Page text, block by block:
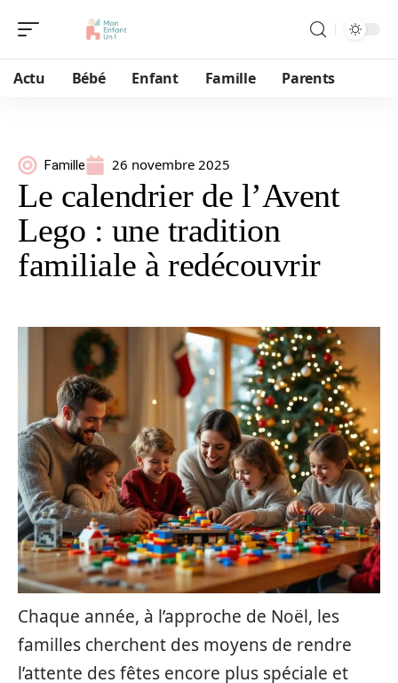
Actu Bébé Enfant Famille Parents
Famille 26 novembre 2025
Le calendrier de l’Avent
Lego : une tradition
familiale à redécouvrir
Chaque année, à l’approche de Noël, les
familles cherchent des moyens de rendre
l’attente des fêtes encore plus spéciale et